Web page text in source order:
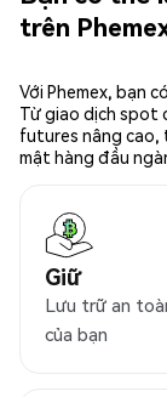
trên
Với Phemex, bạn
Từ giao dịch spot
futures nâng
mật hàng đầu
Giữ
Lưu trữ an
của bạn